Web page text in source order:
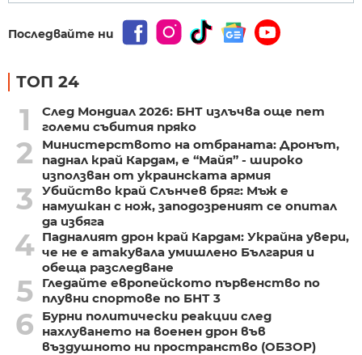
Последвайте ни
ТОП 24
1
След Мондиал 2026: БНТ излъчва още пет
големи събития пряко
2
Министерството на отбраната: Дронът,
паднал край Кардам, е “Майя” - широко
използван от украинската армия
3
Убийство край Слънчев бряг: Мъж е
намушкан с нож, заподозреният се опитал
да избяга
4 Падналият дрон край Кардам: Украйна увери,
че не е атакувала умишлено България и
обеща разследване
5
Гледайте европейското първенство по
плувни спортове по БНТ 3
6
Бурни политически реакции след
нахлуването на военен дрон във
въздушното ни пространство (ОБЗОР)